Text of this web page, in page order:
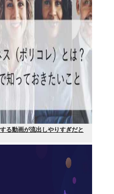
る動画が流出しやりすぎだと